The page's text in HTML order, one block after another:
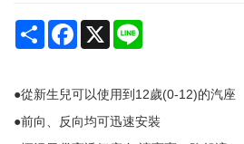
Share Facebook
X
●從新生兒可以使用到12歲(0-12)的汽座
●前向、反向均可迅速安裝